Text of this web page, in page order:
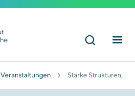
Veranstaltungen Starke Strukturen,